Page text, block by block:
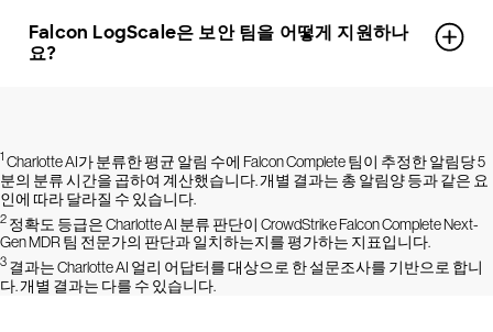
Falcon LogScale은 보안 팀을 어떻게 지원하나
요?
1 Charlotte AI가 분류한 평균 알림 수에 Falcon Complete 팀이 추정한 알림당 5
분의 분류 시간을 곱하여 계산했습니다. 개별 결과는 총 알림양 등과 같은 요
인에 따라 달라질 수 있습니다.
2 정확도 등급은 Charlotte AI 분류 판단이 CrowdStrike Falcon Complete Next-
Gen MDR 팀 전문가의 판단과 일치하는지를 평가하는 지표입니다.
3 결과는 Charlotte AI 얼리 어답터를 대상으로 한 설문조사를 기반으로 합니
다. 개별 결과는 다를 수 있습니다.